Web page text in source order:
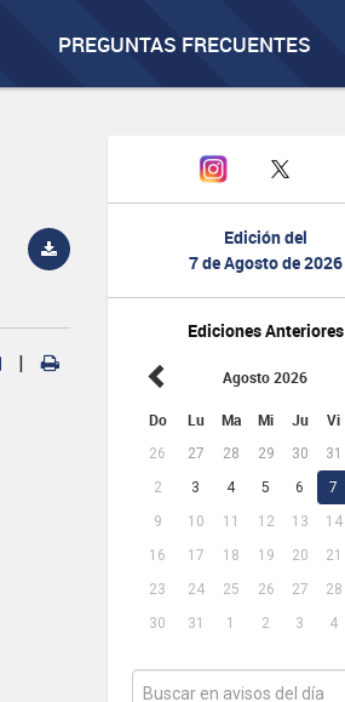
PREGUNTAS FRECUENTES
Edición del
7 de Agosto de 2026
Ediciones Anteriores
Agosto 2026
Do Lu Ma Mi Ju Vi
26 27 28 29 30 31
2
3 4 5 6 7
9
10 11 12 13 14
16
17 18 19 20 21
23
24 25 26 27 28
30
31 1 2 3 4
|